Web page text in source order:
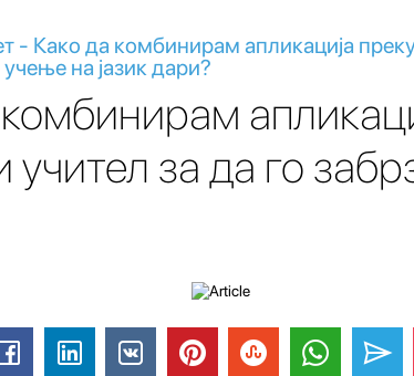
- Како да комбинирам апликација
на јазик дари?
учител за да го